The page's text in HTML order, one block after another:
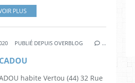
PLUS
PUBLIÉ DEPUIS OVERBLOG …
habite Vertou (44) 32 Rue